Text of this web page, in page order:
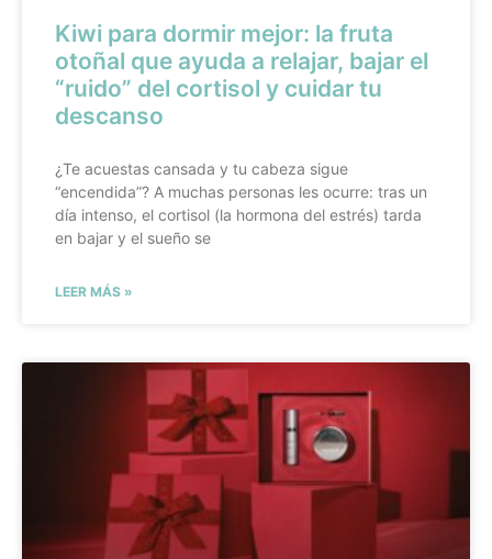
Kiwi para dormir mejor: la fruta
otoñal que ayuda a relajar, bajar el
“ruido” del cortisol y cuidar tu
descanso
¿Te acuestas cansada y tu cabeza sigue
“encendida”? A muchas personas les ocurre: tras un
día intenso, el cortisol (la hormona del estrés) tarda
en bajar y el sueño se
LEER MÁS »